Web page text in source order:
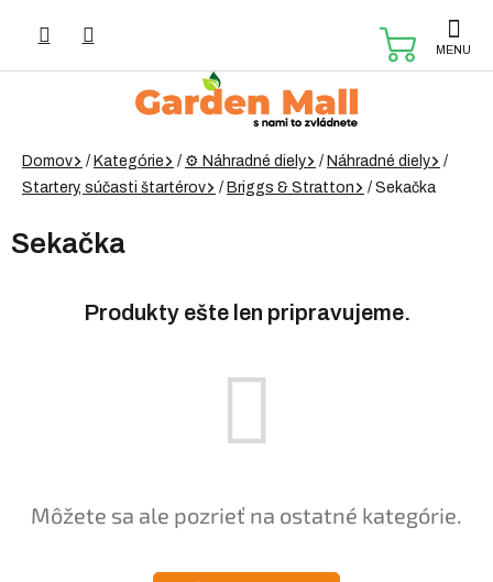
Domov / Kategórie / ⚙️ Náhradné diely / Náhradné diely
/
Startery, súčasti štartérov
/ Briggs & Stratton / Sekačka
Sekačka
Produkty ešte len pripravujeme.
Môžete sa ale pozrieť na ostatné kategórie.